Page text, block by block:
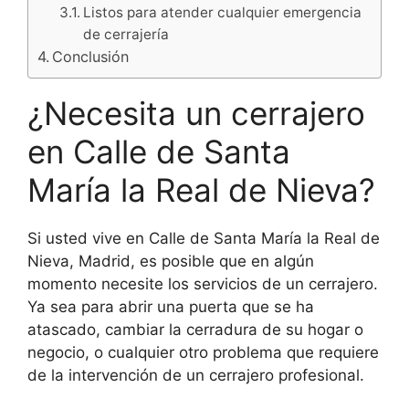
Listos para atender cualquier emergencia
de cerrajería
Conclusión
¿Necesita un cerrajero
en Calle de Santa
María la Real de Nieva?
Si usted vive en Calle de Santa María la Real de
Nieva, Madrid, es posible que en algún
momento necesite los servicios de un cerrajero.
Ya sea para abrir una puerta que se ha
atascado, cambiar la cerradura de su hogar o
negocio, o cualquier otro problema que requiere
de la intervención de un cerrajero profesional.